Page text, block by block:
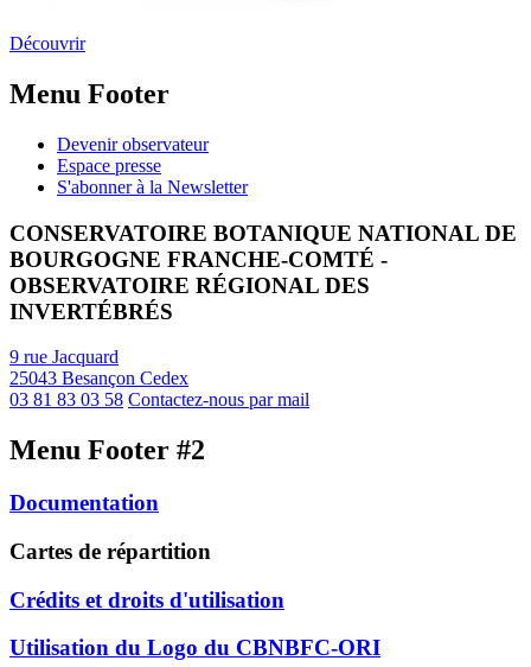
Découvrir
Menu Footer
Devenir observateur
Espace presse
S'abonner à la Newsletter
CONSERVATOIRE BOTANIQUE NATIONAL DE
BOURGOGNE FRANCHE-COMTÉ -
OBSERVATOIRE RÉGIONAL DES
INVERTÉBRÉS
9 rue Jacquard
25043 Besançon Cedex
03 81 83 03 58 Contactez-nous par mail
Menu Footer #2
Documentation
Cartes de répartition
Crédits et droits d'utilisation
Utilisation du Logo du CBNBFC-ORI